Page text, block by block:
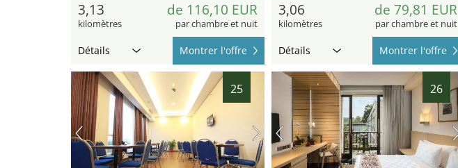
3,13
kilomètres
de 116,10 EUR
par chambre et nuit
Détails Montrer l'offre
3,06
kilomètres
de 79,81 EUR
par chambre et nuit
Détails Montrer l'offre
25 26